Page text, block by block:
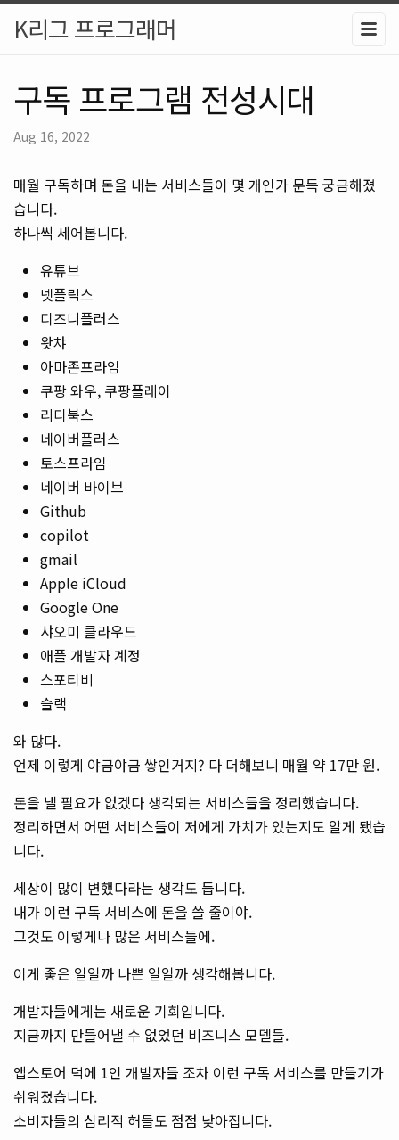
K리그 프로그래머
구독 프로그램 전성시대
Aug 16, 2022
매월 구독하며 돈을 내는 서비스들이 몇 개인가 문득 궁금해졌
습니다.
하나씩 세어봅니다.
유튜브
넷플릭스
디즈니플러스
왓챠
아마존프라임
쿠팡 와우, 쿠팡플레이
리디북스
네이버플러스
토스프라임
네이버 바이브
Github
copilot
gmail
Apple iCloud
Google One
샤오미 클라우드
애플 개발자 계정
스포티비
슬랙
와 많다.
언제 이렇게 야금야금 쌓인거지? 다 더해보니 매월 약 17만 원.
돈을 낼 필요가 없겠다 생각되는 서비스들을 정리했습니다.
정리하면서 어떤 서비스들이 저에게 가치가 있는지도 알게 됐습
니다.
세상이 많이 변했다라는 생각도 듭니다.
내가 이런 구독 서비스에 돈을 쓸 줄이야.
그것도 이렇게나 많은 서비스들에.
이게 좋은 일일까 나쁜 일일까 생각해봅니다.
개발자들에게는 새로운 기회입니다.
지금까지 만들어낼 수 없었던 비즈니스 모델들.
앱스토어 덕에 1인 개발자들 조차 이런 구독 서비스를 만들기가
쉬워졌습니다.
소비자들의 심리적 허들도 점점 낮아집니다.